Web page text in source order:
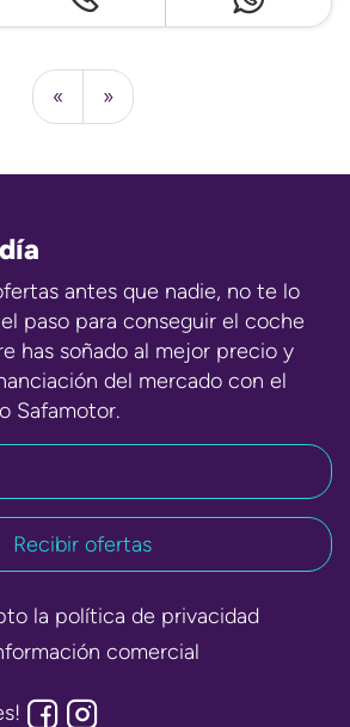
« »
antes que nadie, no te lo
paso para conseguir el coche
has soñado al mejor precio y
del mercado con el
Safamotor.
la política de privacidad
comercial